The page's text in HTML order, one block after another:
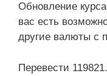
Обновление
вас есть
другие валюты с
Перевести